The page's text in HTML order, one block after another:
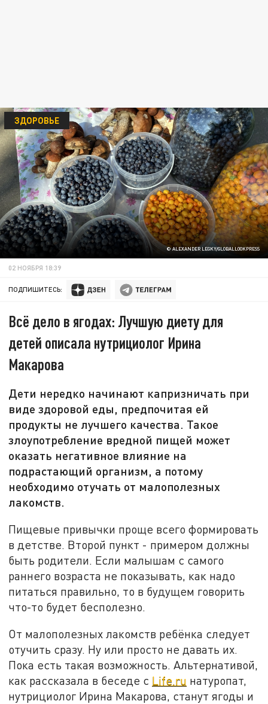
© ALEXANDER LEGKY/GLOBALLOOKPRESS
ЗДОРОВЬЕ
02 НОЯБРЯ 18:39
ПОДПИШИТЕСЬ:
Всё дело в ягодах: Лучшую диету для
детей описала нутрициолог Ирина
Макарова
Дети нередко начинают капризничать при
виде здоровой еды, предпочитая ей
продукты не лучшего качества. Такое
злоупотребление вредной пищей может
оказать негативное влияние на
подрастающий организм, а потому
необходимо отучать от малополезных
лакомств.
Пищевые привычки проще всего формировать
в детстве. Второй пункт - примером должны
быть родители. Если малышам с самого
раннего возраста не показывать, как надо
питаться правильно, то в будущем говорить
что-то будет бесполезно.
От малополезных лакомств ребёнка следует
отучить сразу. Ну или просто не давать их.
Пока есть такая возможность. Альтернативой,
как рассказала в беседе с Life.ru натуропат,
нутрициолог Ирина Макарова, станут ягоды и